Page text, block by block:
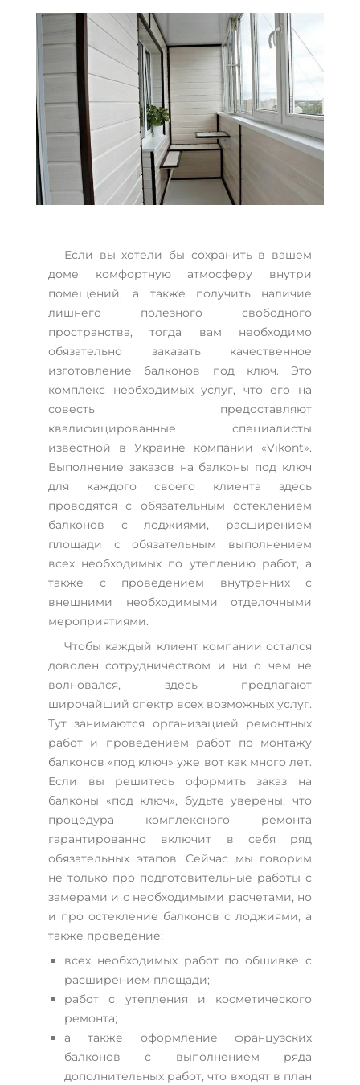
Если вы хотели бы сохранить в вашем
доме комфортную атмосферу внутри
помещений, а также получить наличие
лишнего полезного свободного
пространства, тогда вам необходимо
обязательно заказать качественное
изготовление балконов под ключ. Это
комплекс необходимых услуг, что его на
совесть предоставляют
квалифицированные специалисты
известной в Украине компании «Vikont».
Выполнение заказов на балконы под ключ
для каждого своего клиента здесь
проводятся с обязательным остеклением
балконов с лоджиями, расширением
площади с обязательным выполнением
всех необходимых по утеплению работ, а
также с проведением внутренних с
внешними необходимыми отделочными
мероприятиями.
Чтобы каждый клиент компании остался
доволен сотрудничеством и ни о чем не
волновался, здесь предлагают
широчайший спектр всех возможных услуг.
Тут занимаются организацией ремонтных
работ и проведением работ по монтажу
балконов «под ключ» уже вот как много лет.
Если вы решитесь оформить заказ на
балконы «под ключ», будьте уверены, что
процедура комплексного ремонта
гарантированно включит в себя ряд
обязательных этапов. Сейчас мы говорим
не только про подготовительные работы с
замерами и с необходимыми расчетами, но
и про остекление балконов с лоджиями, а
также проведение:
всех необходимых работ по обшивке с
расширением площади;
работ с утепления и косметического
ремонта;
а также оформление французских
балконов с выполнением ряда
дополнительных работ, что входят в план